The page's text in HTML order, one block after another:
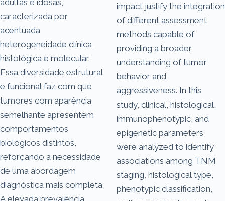
caracterizada por
acentuada
heterogeneidade clínica,
histológica e molecular.
Essa diversidade estrutural
e funcional faz com que
tumores com aparência
semelhante apresentem
comportamentos
biológicos distintos,
reforçando a necessidade
de uma abordagem
diagnóstica mais completa.
A elevada prevalência
impact justify the integration
of different assessment
methods capable of
providing a broader
understanding of tumor
behavior and
aggressiveness. In this
study, clinical, histological,
immunophenotypic, and
epigenetic parameters
were analyzed to identify
associations among TNM
staging, histological type,
phenotypic classification,